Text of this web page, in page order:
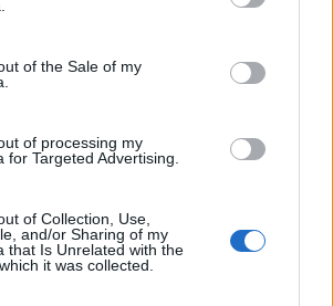
to Google and its third-party tags to
specified purposes in below Google
of the Sale of my
of processing my
for Targeted Advertising.
of Collection, Use,
and/or Sharing of my
that Is Unrelated with the
it was collected.
της Μεταμορφώσεως του
Σοφία της Τραπεζούντας